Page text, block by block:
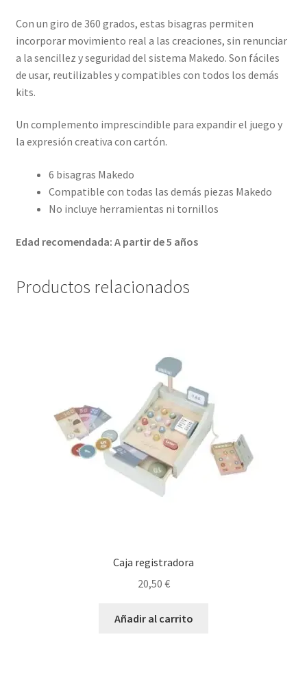
Con un giro de 360 grados, estas bisagras permiten
incorporar movimiento real a las creaciones, sin renunciar
a la sencillez y seguridad del sistema Makedo. Son fáciles
de usar, reutilizables y compatibles con todos los demás
kits.
Un complemento imprescindible para expandir el juego y
la expresión creativa con cartón.
6 bisagras Makedo
Compatible con todas las demás piezas Makedo
No incluye herramientas ni tornillos
Edad recomendada: A partir de 5 años
Productos relacionados
Caja registradora
20,50 €
Añadir al carrito